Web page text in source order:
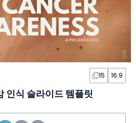
15 16:9
인식 슬라이드 템플릿